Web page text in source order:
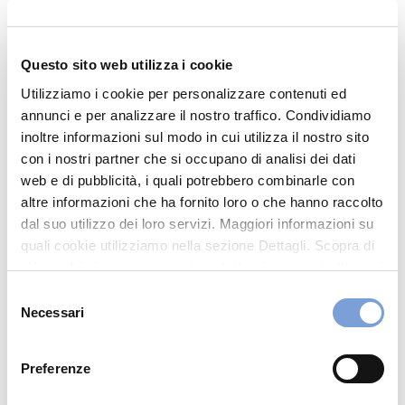
Questo sito web utilizza i cookie
Utilizziamo i cookie per personalizzare contenuti ed
annunci e per analizzare il nostro traffico. Condividiamo
inoltre informazioni sul modo in cui utilizza il nostro sito
con i nostri partner che si occupano di analisi dei dati
web e di pubblicità, i quali potrebbero combinarle con
altre informazioni che ha fornito loro o che hanno raccolto
dal suo utilizzo dei loro servizi. Maggiori informazioni su
quali cookie utilizziamo nella sezione Dettagli. Scopra di
più su chi siamo, come può contattarci e come trattiamo i
può trovare nel footer del sito nella sezione "Informativa
delNecessari
Preferenze
20832 Desio (MB)
Indicazioni
0362.623156
desio.pp@synlab.it
Visita il sito